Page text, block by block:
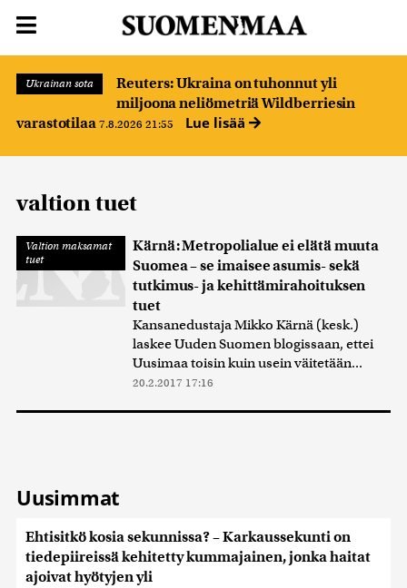
Ukrainan sota
Reuters: Ukraina on tuhonnut yli
miljoona neliömetriä Wildberriesin
varastotilaa 7.8.2026 21:55 Lue lisää
valtion tuet
Valtion maksamat
tuet
Kärnä: Metropolialue ei elätä muuta
Suomea – se imaisee asumis- sekä
tutkimus- ja kehittämirahoituksen
tuet
Kansanedustaja Mikko Kärnä (kesk.)
laskee Uuden Suomen blogissaan, ettei
Uusimaa toisin kuin usein väitetään...
20.2.2017 17:16
Uusimmat
Ehtisitkö kosia sekunnissa? – Karkaussekunti on
tiedepiireissä kehitetty kummajainen, jonka haitat
ajoivat hyötyjen yli